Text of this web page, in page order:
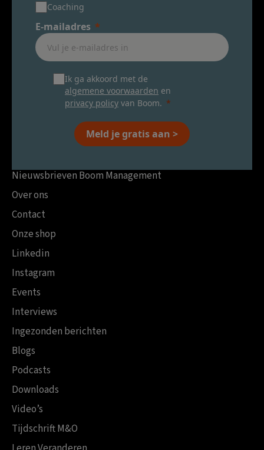
Coaching
E-mailadres
Ik ga akkoord met de
algemene voorwaarden en
privacy policy van Boom.
Meld je gratis aan >
Nieuwsbrieven Boom Management
Over ons
Contact
Onze shop
Linkedin
Instagram
Events
Interviews
Ingezonden berichten
Blogs
Podcasts
Downloads
Video’s
Tijdschrift M&O